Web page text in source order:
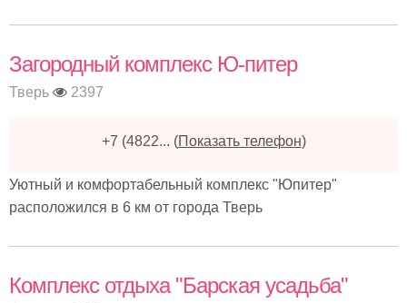
Загородный комплекс Ю-питер
Тверь 2397
+7 (4822... (Показать телефон)
Уютный и комфортабельный комплекс "Юпитер"
расположился в 6 км от города Тверь
Комплекс отдыха "Барская усадьба"